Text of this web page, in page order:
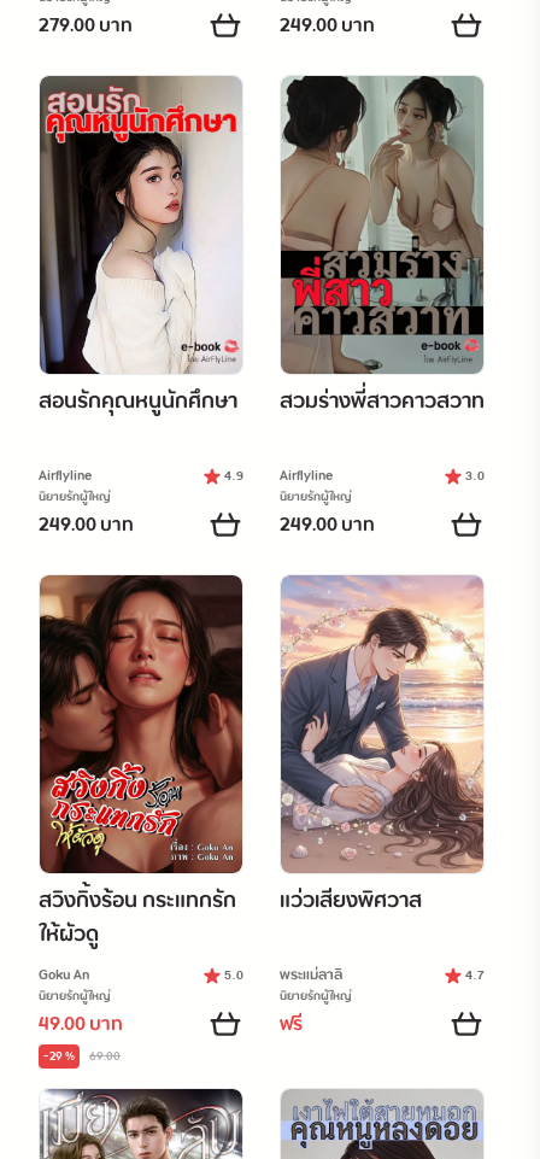
279.00 บาท 249.00 บาท
สอนรักคุณหนูนักศึกษา
Airflyline 4.9
นิยายรักผู้ใหญ่
249.00 บาท
สวมร่างพี่สาวคาวสวาท
Airflyline 3.0
นิยายรักผู้ใหญ่
249.00 บาท
สวิงกิ้งร้อน กระแทกรัก
ให้ผัวดู
Goku An 5.0
นิยายรักผู้ใหญ่
49.00 บาท
-29 % 69.00
แว่วเสียงพิศวาส
พระแม่ลาลิ 4.7
นิยายรักผู้ใหญ่
ฟรี